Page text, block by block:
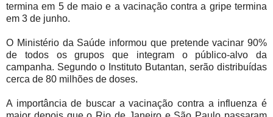
termina em 5 de maio e a vacinação contra a gripe termina
em 3 de junho.
O Ministério da Saúde informou que pretende vacinar 90%
de todos os grupos que integram o público-alvo da
campanha. Segundo o Instituto Butantan, serão distribuídas
cerca de 80 milhões de doses.
A importância de buscar a vacinação contra a influenza é